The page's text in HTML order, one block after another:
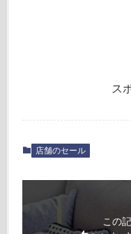
ス
店舗のセール
この